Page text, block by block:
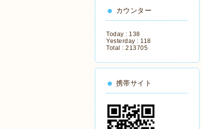
カウンター
Today : 138
Yesterday : 118
Total : 213705
携帯サイト